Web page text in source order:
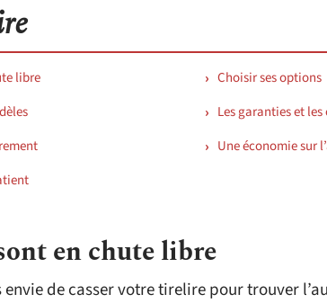
libre
Choisir ses options
Les garanties et
Une économie sur
en chute libre
envie de casser votre tirelire pour trouver